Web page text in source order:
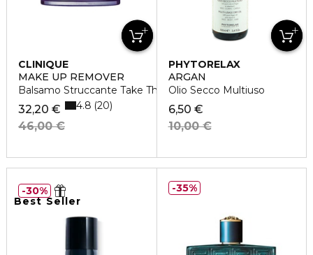
CLINIQUE
MAKE UP REMOVER
Balsamo Struccante Take The Day Off
32,20 €
46,00 €
4.8 20
PHYTORELAX
ARGAN
Olio Secco Multiuso
6,50 €
10,00 €
Best Seller
30% 35%